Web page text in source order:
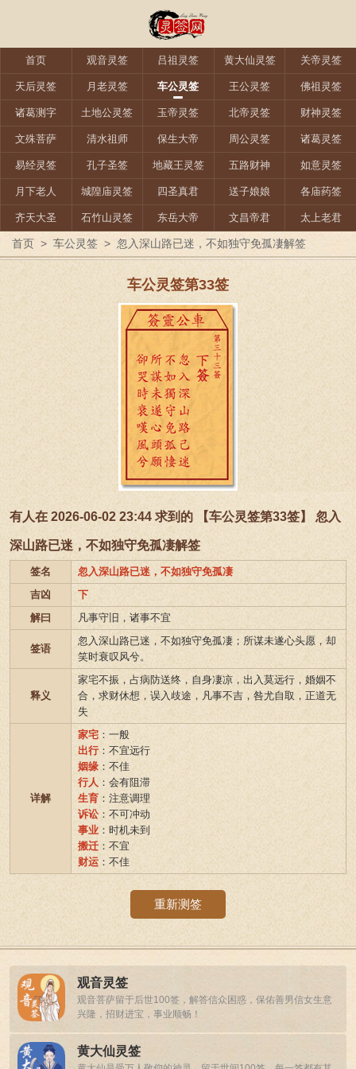
首页 观音灵签 吕祖灵签 黄大仙灵签 关帝灵签
天后灵签 月老灵签 车公灵签 王公灵签 佛祖灵签
诸葛测字 土地公灵签 玉帝灵签 北帝灵签 财神灵签
文殊菩萨 清水祖师 保生大帝 周公灵签 诸葛灵签
易经灵签 孔子圣签 地藏王灵签 五路财神 如意灵签
月下老人 城隍庙灵签 四圣真君 送子娘娘 各庙药签
齐天大圣 石竹山灵签 东岳大帝 文昌帝君 太上老君
首页 > 车公灵签 > 忽入深山路已迷，不如独守免孤凄解签
车公灵签第33签
有人在 2026-06-02 23:44 求到的 【车公灵签第33签】 忽入
深山路已迷，不如独守免孤凄解签
签名
忽入深山路已迷，不如独守免孤凄
吉凶
下
解曰
凡事守旧，诸事不宜
签语
忽入深山路已迷，不如独守免孤凄；所谋未遂心头愿，却
笑时衰叹风兮。
释义
家宅不振，占病防送终，自身凄凉，出入莫远行，婚姻不
合，求财休想，误入歧途，凡事不吉，咎尤自取，正道无
失
详解
家宅 ：一般
出行 ：不宜远行
姻缘 ：不佳
行人 ：会有阻滞
生育 ：注意调理
诉讼：不可冲动
事业 ：时机未到
搬迁 ：不宜
财运 ：不佳
重新测签
观音灵签
观音菩萨留于后世100签，解答信众困惑，保佑善男信女生意
兴隆，招财进宝，事业顺畅！
黄大仙灵签